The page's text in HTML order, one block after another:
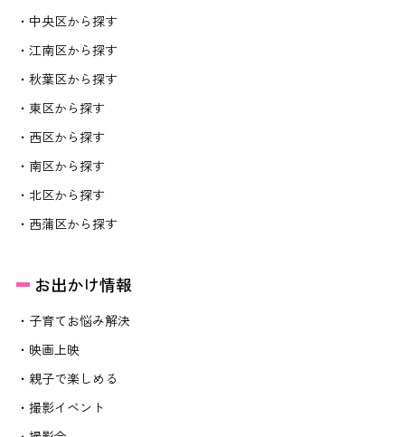
・中央区から探す
・江南区から探す
・秋葉区から探す
・東区から探す
・西区から探す
・南区から探す
・北区から探す
・西蒲区から探す
お出かけ情報
・子育てお悩み解決
・映画上映
・親子で楽しめる
・撮影イベント